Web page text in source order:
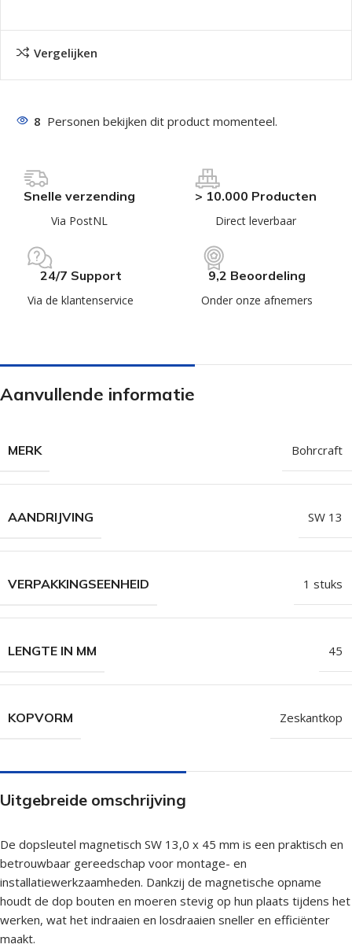
Vergelijken
8 Personen bekijken dit product momenteel.
Snelle verzending
Via PostNL
> 10.000 Producten
Direct leverbaar
24/7 Support
Via de klantenservice
9,2 Beoordeling
Onder onze afnemers
Aanvullende informatie
MERK Bohrcraft
AANDRIJVING SW 13
VERPAKKINGSEENHEID 1 stuks
LENGTE IN MM 45
KOPVORM Zeskantkop
Uitgebreide omschrijving
De dopsleutel magnetisch SW 13,0 x 45 mm is een praktisch en
betrouwbaar gereedschap voor montage- en
installatiewerkzaamheden. Dankzij de magnetische opname
houdt de dop bouten en moeren stevig op hun plaats tijdens het
werken, wat het indraaien en losdraaien sneller en efficiënter
maakt.